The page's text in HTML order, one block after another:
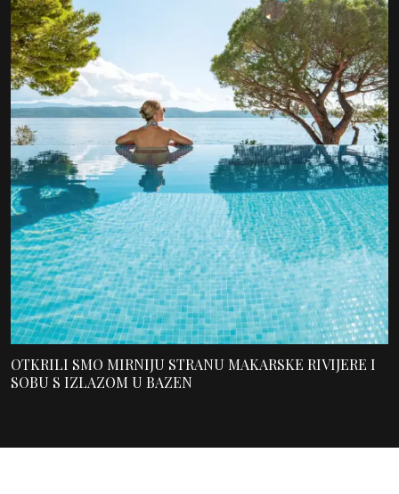
OTKRILI SMO MIRNIJU STRANU MAKARSKE RIVIJERE I
SOBU S IZLAZOM U BAZEN